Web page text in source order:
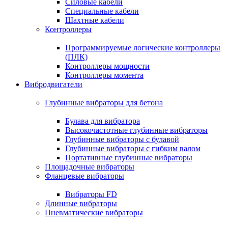
Силовые кабели
Специальные кабели
Шахтные кабели
Контроллеры
Программируемые логические контроллеры
(ПЛК)
Контроллеры мощности
Контроллеры момента
Вибродвигатели
Глубинные вибраторы для бетона
Булава для вибратора
Высокочастотные глубинные вибраторы
Глубинные вибраторы с булавой
Глубинные вибраторы с гибким валом
Портативные глубинные вибраторы
Площадочные вибраторы
Фланцевые вибраторы
Вибраторы FD
Длинные вибраторы
Пневматические вибраторы